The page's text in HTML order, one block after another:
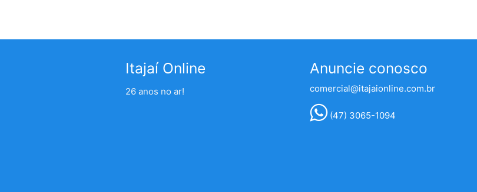
Itajaí Online
26 anos no ar!
Anuncie conosco
comercial@itajaionline.com.br
(47) 3065-1094